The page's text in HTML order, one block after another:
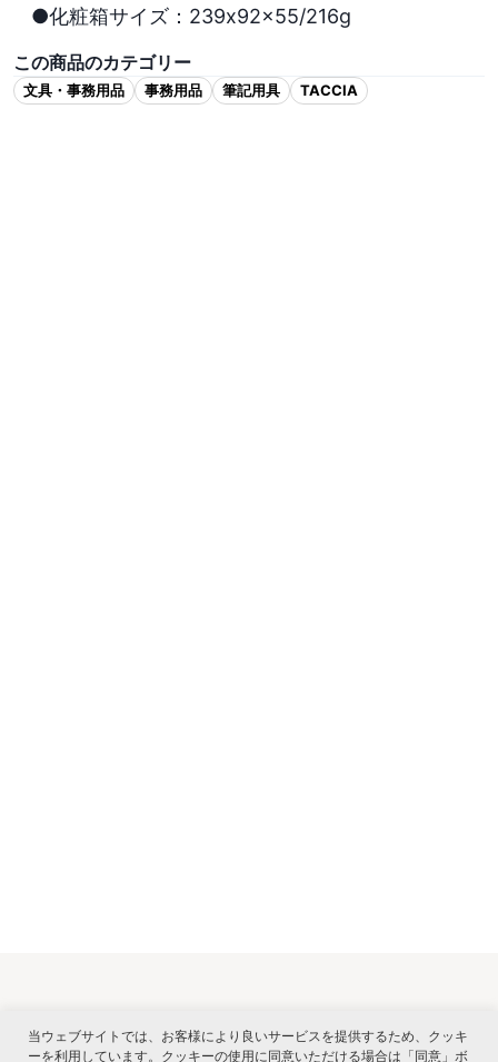
●化粧箱サイズ：239x92x55/216g
この商品のカテゴリー
文具・事務用品 事務用品 筆記用具 TACCIA
関連サービス
当ウェブサイトでは、お客様により良いサービスを提供するため、クッキ
ーを利用しています。クッキーの使用に同意いただける場合は「同意」ボ